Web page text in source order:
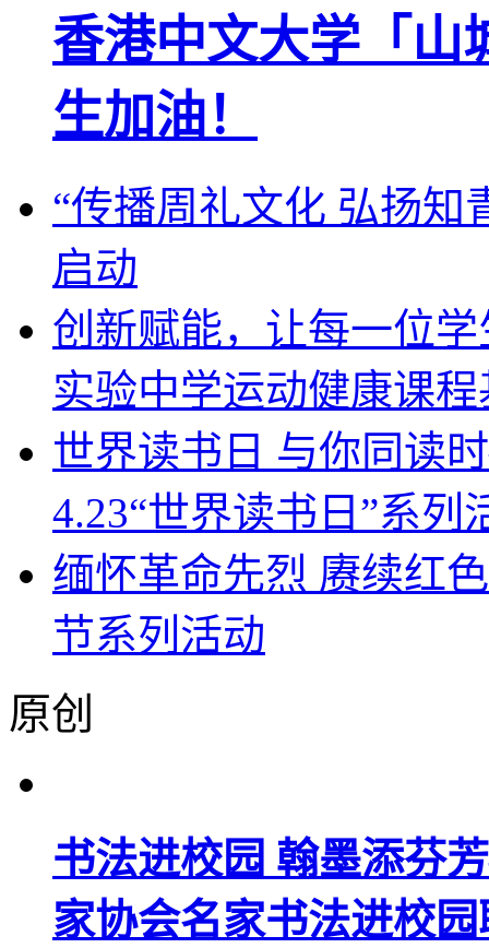
香港中文大学「山
生加油！
“传播周礼文化 弘扬知
启动
创新赋能，让每一位
实验中学运动健康课
世界读书日 与你同读
4.23“世界读书日”系列
缅怀革命先烈 赓续红
节系列活动
原创
书法进校园 翰墨添芬
家协会名家书法进校